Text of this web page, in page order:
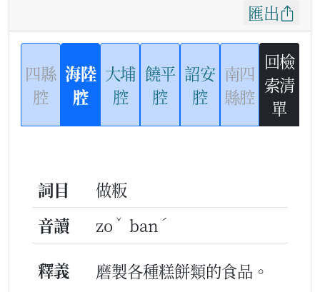
匯出
四縣
腔
海陸
腔
大埔
腔
饒平
腔
詔安
腔
南四
縣腔
回檢
索清
單
詞目
做粄
音讀
zo ˇ ban ˊ
釋義 磨製各種糕餅類的食品。